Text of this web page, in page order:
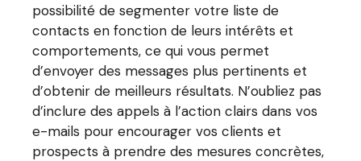
possibilité de segmenter votre liste de
contacts en fonction de leurs intérêts et
comportements, ce qui vous permet
d’envoyer des messages plus pertinents et
d’obtenir de meilleurs résultats. N’oubliez pas
d’inclure des appels à l’action clairs dans vos
e-mails pour encourager vos clients et
prospects à prendre des mesures concrètes,